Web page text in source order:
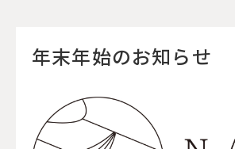
年末年始のお知らせ